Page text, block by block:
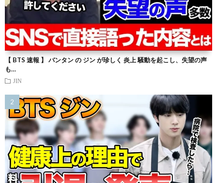
【 BTS 速報 】 バンタン の ジン が珍しく 炎上 騒動を起こし、失望の声
も…
JIN